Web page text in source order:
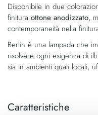
Disponibile in due
finitura ottone anodizzato,
contemporaneità nella
Berlin è una lampada che
risolvere ogni esigenza di
sia in ambienti quali locali,
Caratteristiche